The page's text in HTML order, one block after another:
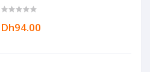
Dh94.00